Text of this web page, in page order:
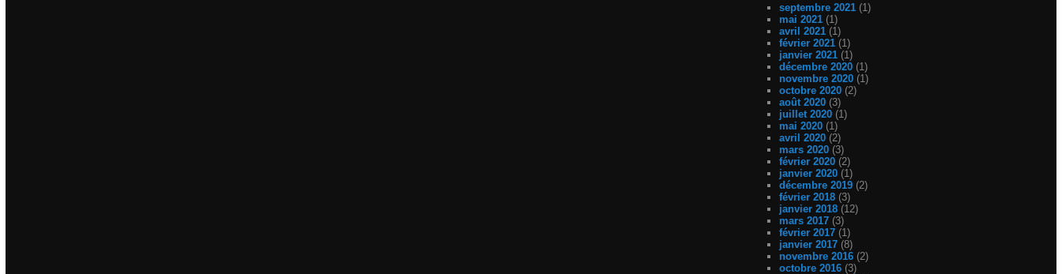
septembre 2021 (1)
mai 2021 (1)
avril 2021 (1)
février 2021 (1)
janvier 2021 (1)
décembre 2020 (1)
novembre 2020 (1)
octobre 2020 (2)
août 2020 (3)
juillet 2020 (1)
mai 2020 (1)
avril 2020 (2)
mars 2020 (3)
février 2020 (2)
janvier 2020 (1)
décembre 2019 (2)
février 2018 (3)
janvier 2018 (12)
mars 2017 (3)
février 2017 (1)
janvier 2017 (8)
novembre 2016 (2)
octobre 2016 (3)